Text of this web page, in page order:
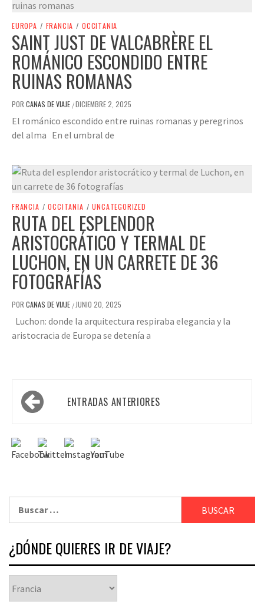
EUROPA / FRANCIA / OCCITANIA
SAINT JUST DE VALCABRÈRE EL
ROMÁNICO ESCONDIDO ENTRE
RUINAS ROMANAS
POR CANAS DE VIAJE /DICIEMBRE 2, 2025
El románico escondido entre ruinas romanas y peregrinos
del alma En el umbral de
FRANCIA / OCCITANIA / UNCATEGORIZED
RUTA DEL ESPLENDOR
ARISTOCRÁTICO Y TERMAL DE
LUCHON, EN UN CARRETE DE 36
FOTOGRAFÍAS
POR CANAS DE VIAJE / JUNIO 20, 2025
Luchon: donde la arquitectura respiraba elegancia y la
aristocracia de Europa se detenía a
ENTRADAS ANTERIORES
¿DÓNDE QUIERES IR DE VIAJE?